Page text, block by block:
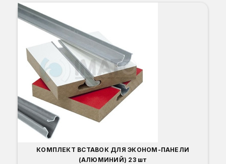
КОМПЛЕКТ ВСТАВОК ДЛЯ ЭКОНОМ-ПАНЕЛИ
(АЛЮМИНИЙ) 23 шт